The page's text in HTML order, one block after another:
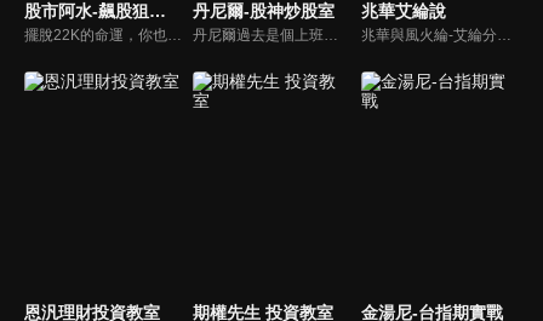
股市阿水-飆股狙擊室
擺脫22K的命運，你也可以！股市阿水獨創「布林選股法」，32歲賺進3棟房！學會了，從此讓錢幫你賺錢，跟低薪生活說bye-bye~
丹尼爾-股神炒股室
丹尼爾過去是個上班族，曾誤信自稱操盤手的股市騙子賠光積蓄，之後有幸遇實力派大戶傳授 20 年操盤功力，27歲前成功滾出 8 桶金！現今已經財務自由...
兆華艾綸說
兆華與風火綸-艾綸分析師，全新神組合。用輕鬆有趣口吻，聊專業理財投資，發揮1+1大於2效果，用輕鬆詼諧口吻，聊專業理財投資、產業追蹤、籌碼解讀，完整一小時，站在投資人身邊，一起邁向成功致富之路！
恩汎理財投資教室 期權先生 投資教室 金湯尼-台指期實戰